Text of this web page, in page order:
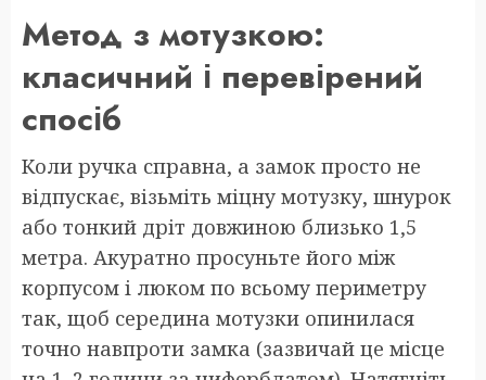
Метод з мотузкою:
класичний і перевірений
спосіб
Коли ручка справна, а замок просто не
відпускає, візьміть міцну мотузку, шнурок
або тонкий дріт довжиною близько 1,5
метра. Акуратно просуньте його між
корпусом і люком по всьому периметру
так, щоб середина мотузки опинилася
точно навпроти замка (зазвичай це місце